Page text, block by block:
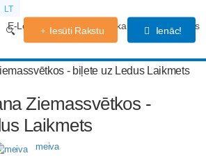
LT
E-Lekcijas Grūtniecības kalendārs Forums
Iesūti Rakstu Ienāc!
Ziemassvētkos -
Laikmets
meiva